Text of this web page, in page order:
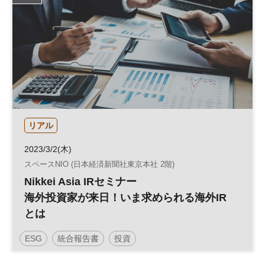
リアル
2023/3/2(木)
スペースNIO (日本経済新聞社東京本社 2階)
Nikkei Asia IRセミナー
海外投資家が来日！いま求められる海外IR
とは
ESG 統合報告書 投資